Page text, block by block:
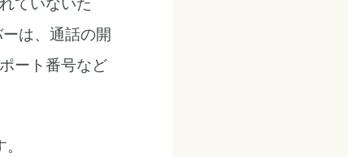
は、通話の開
ート番号など